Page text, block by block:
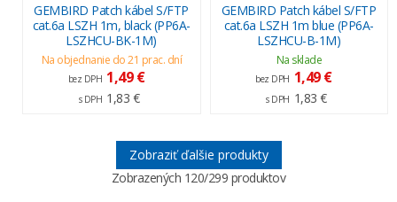
GEMBIRD Patch kábel S/FTP
cat.6a LSZH 1m, black (PP6A-
LSZHCU-BK-1M)
Na objednanie do 21 prac. dní
bez DPH 1,49 €
s DPH 1,83 €
GEMBIRD Patch kábel S/FTP
cat.6a LSZH 1m blue (PP6A-
LSZHCU-B-1M)
Na sklade
bez DPH 1,49 €
s DPH 1,83 €
Zobraziť ďalšie produkty
Zobrazených 120/299 produktov